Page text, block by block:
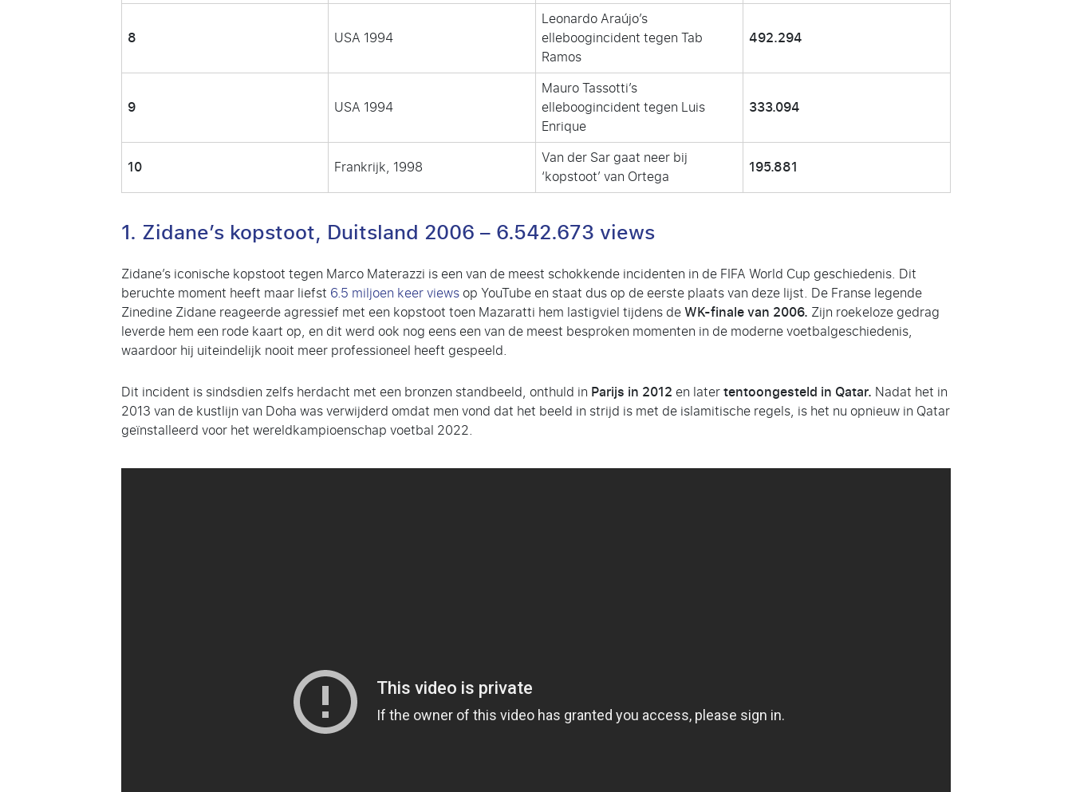
8 USA 1994
Leonardo Araújo’s
elleboogincident tegen Tab
Ramos
492.294
9 USA 1994
Mauro Tassotti’s
elleboogincident tegen Luis
Enrique
333.094
10 Frankrijk, 1998
Van der Sar gaat neer bij
‘kopstoot’ van Ortega
195.881
1. Zidane’s kopstoot, Duitsland 2006 –6.542.673 views
Zidane’s iconische kopstoot tegen Marco Materazzi is een van de meest schokkende incidenten in de FIFA World Cup geschiedenis. Dit
beruchte moment heeft maar liefst 6.5 miljoen keer viewsop YouTube en staat dus op de eerste plaats van deze lijst. De Franse legende
Zinedine Zidane reageerde agressief met een kopstoot toen Mazaratti hem lastigviel tijdens deWK-finale van 2006. Zijn roekeloze gedrag
leverde hem een rode kaart op, en dit werd ook nog eens een van de meest besproken momenten in de moderne voetbalgeschiedenis,
waardoor hij uiteindelijk nooit meer professioneel heeft gespeeld.
Dit incident is sindsdien zelfs herdacht met een bronzen standbeeld, onthuld in Parijs in 2012 en latertentoongesteld in Qatar. Nadat het in
2013 van de kustlijn van Doha was verwijderd omdat men vond dat het beeld in strijd is met de islamitische regels, is het nu opnieuw in Qatar
geïnstalleerd voor het wereldkampioenschap voetbal 2022.